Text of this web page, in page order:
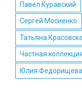
Павел Куравский
Сергей Мосиенко
Татьяна
Частная
Юлия Федорищева